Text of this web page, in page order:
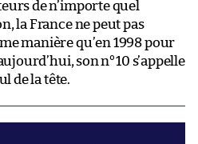
de n’importe quel
la France ne peut pas
manière qu’en 1998 pour
son n°10 s’appelle
de la tête.